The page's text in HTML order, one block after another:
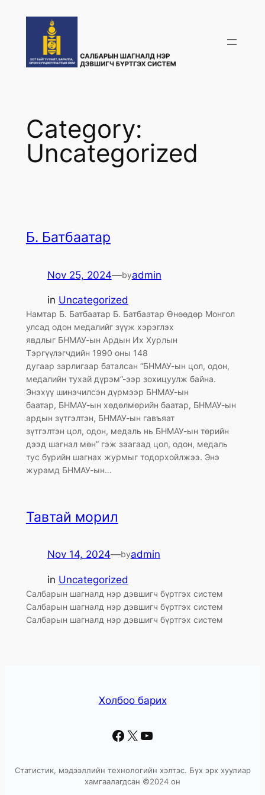
Category:
Uncategorized
Б. Батбаатар
Nov 25, 2024—byadmin
in Uncategorized
Намтар Б. Батбаатар Б. Батбаатар Өнөөдөр Монгол
улсад одон медалийг зүүж хэрэглэх
явдлыг БНМАУ-ын Ардын Их Хурлын
Тэргүүлэгчдийн 1990 оны 148
дугаар зарлигаар баталсан “БНМАУ-ын цол, одон,
медалийн тухай дүрэм”-ээр зохицуулж байна.
Энэхүү шинэчилсэн дүрмээр БНМАУ-ын
баатар, БНМАУ-ын хөдөлмөрийн баатар, БНМАУ-ын
ардын зүтгэлтэн, БНМАУ-ын гавъяат
зүтгэлтэн цол, одон, медаль нь БНМАУ-ын төрийн
дээд шагнал мөн” гэж заагаад цол, одон, медаль
тус бүрийн шагнах журмыг тодорхойлжээ. Энэ
журамд БНМАУ-ын…
Тавтай морил
Nov 14, 2024—byadmin
in Uncategorized
Салбарын шагналд нэр дэвшигч бүртгэх систем
Салбарын шагналд нэр дэвшигч бүртгэх систем
Салбарын шагналд нэр дэвшигч бүртгэх систем
Холбоо барих
Facebook
X YouTube
Статистик, мэдээллийн технологийн хэлтэс. Бүх эрх хуулиар
хамгаалагдсан ©2024 он